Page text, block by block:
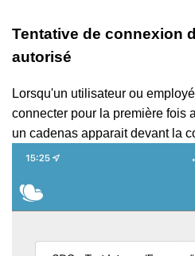
Tentative de connexion
autorisé
Lorsqu'un utilisateur ou
connecter pour la première fois
un cadenas apparait devant la